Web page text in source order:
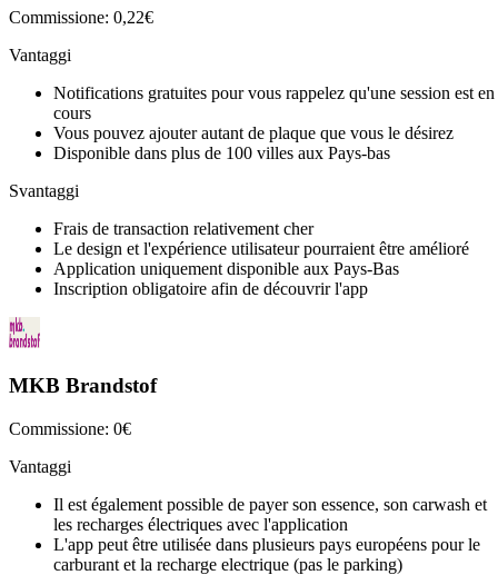
Commissione: 0,22€
Vantaggi
Notifications gratuites pour vous rappelez qu'une session est en
cours
Vous pouvez ajouter autant de plaque que vous le désirez
Disponible dans plus de 100 villes aux Pays-bas
Svantaggi
Frais de transaction relativement cher
Le design et l'expérience utilisateur pourraient être amélioré
Application uniquement disponible aux Pays-Bas
Inscription obligatoire afin de découvrir l'app
MKB Brandstof
Commissione: 0€
Vantaggi
Il est également possible de payer son essence, son carwash et
les recharges électriques avec l'application
L'app peut être utilisée dans plusieurs pays européens pour le
carburant et la recharge electrique (pas le parking)